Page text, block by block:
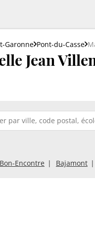
Garonne Pont-du-Casse
Jean
Bon-Encontre Bajamont